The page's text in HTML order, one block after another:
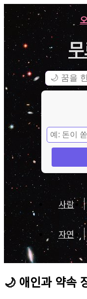
사람
자연
🌙 애인과 약속